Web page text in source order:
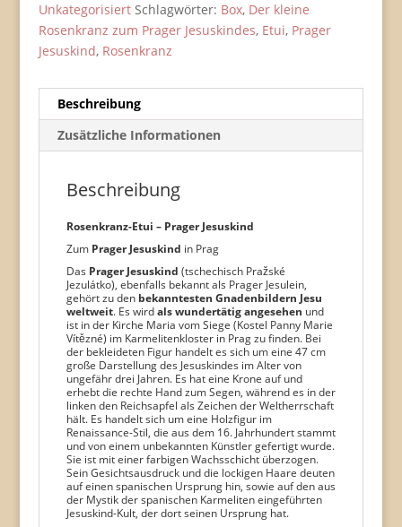
Unkategorisiert Schlagwörter: Box, Der kleine
Rosenkranz zum Prager Jesuskindes, Etui, Prager
Jesuskind, Rosenkranz
Beschreibung
Zusätzliche Informationen
Beschreibung
Rosenkranz-Etui – Prager Jesuskind
Zum Prager Jesuskind in Prag
Das Prager Jesuskind (tschechisch Pražské
Jezulátko), ebenfalls bekannt als Prager Jesulein,
gehört zu den bekanntesten Gnadenbildern Jesu
weltweit. Es wirdals wundertätig angesehen und
ist in der Kirche Maria vom Siege (Kostel Panny Marie
Vítězné) im Karmelitenkloster in Prag zu finden. Bei
der bekleideten Figur handelt es sich um eine 47 cm
große Darstellung des Jesuskindes im Alter von
ungefähr drei Jahren. Es hat eine Krone auf und
erhebt die rechte Hand zum Segen, während es in der
linken den Reichsapfel als Zeichen der Weltherrschaft
hält. Es handelt sich um eine Holzfigur im
Renaissance-Stil, die aus dem 16. Jahrhundert stammt
und von einem unbekannten Künstler gefertigt wurde.
Sie ist mit einer farbigen Wachsschicht überzogen.
Sein Gesichtsausdruck und die lockigen Haare deuten
auf einen spanischen Ursprung hin, sowie auf den aus
der Mystik der spanischen Karmeliten eingeführten
Jesuskind-Kult, der dort seinen Ursprung hat.